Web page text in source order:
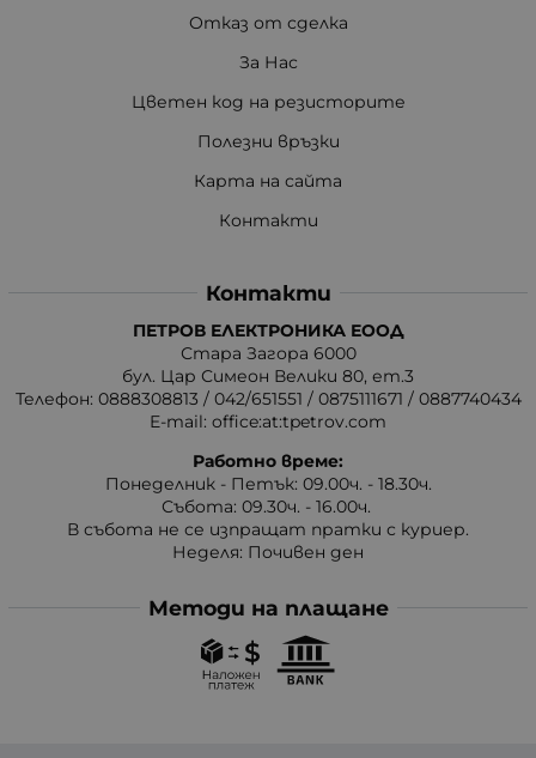
Отказ от сделка
За Нас
Цветен код на резисторите
Полезни връзки
Карта на сайта
Контакти
Контакти
ПЕТРОВ ЕЛЕКТРОНИКА ЕООД
Стара Загора 6000
бул. Цар Симеон Велики 80, ет.3
Телефон: 0888308813 / 042/651551 / 0875111671 / 0887740434
E-mail: office:at:tpetrov.com
Работно време:
Понеделник - Петък: 09.00ч. - 18.30ч.
Събота: 09.30ч. - 16.00ч.
В събота не се изпращат пратки с куриер.
Неделя: Почивен ден
Методи на плащане